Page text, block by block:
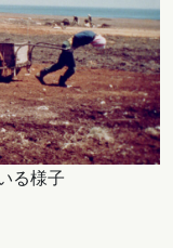
る様子